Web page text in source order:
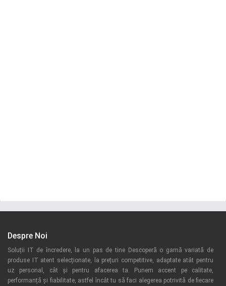
Despre Noi
Soluții IT de încredere, la un pas de tine Descoperă o gamă variată de
produse IT atent selecționate, la prețuri competitive, adaptate atât pentru
uz personal, cât și pentru afacerea ta. Punem accent pe calitate,
performanță și fiabilitate, astfel încât tu să faci alegerea potrivită de fiecare